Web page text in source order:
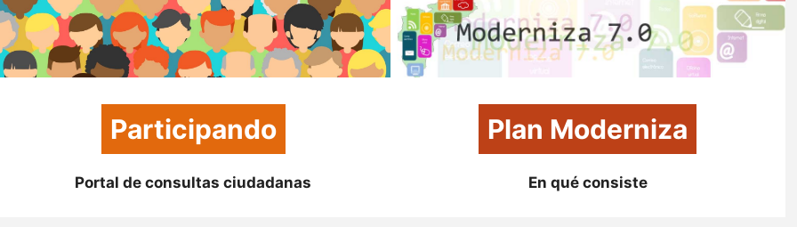
Participando
Portal de consultas ciudadanas
Plan Moderniza
En qué consiste